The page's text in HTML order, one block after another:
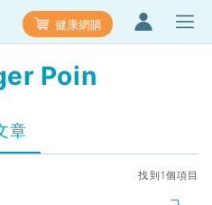
健康網購
Poin
章
找到1個項目